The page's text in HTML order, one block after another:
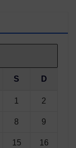
S D
1 2
8 9
15 16